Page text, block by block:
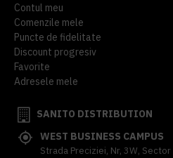
Contul meu
Comenzile mele
Puncte de fidelitate
Discount progresiv
Favorite
Adresele mele
SANITO DISTRIBUTION
WEST BUSINESS CAMPUS
Strada Preciziei, Nr, 3W,